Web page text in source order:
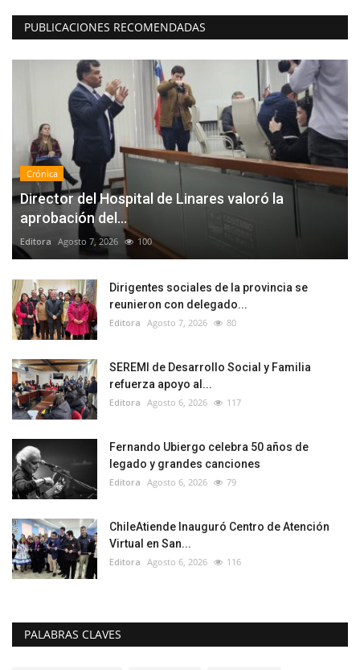
PUBLICACIONES RECOMENDADAS
Crónica
Director del Hospital de Linares valoró la
aprobación del...
Editora Agosto 7, 2026 100
Dirigentes sociales de la provincia se
reunieron con delegado...
Editora Agosto 7, 2026 80
SEREMI de Desarrollo Social y Familia
refuerza apoyo al...
Editora Agosto 6, 2026 117
Fernando Ubiergo celebra 50 años de
legado y grandes canciones
Editora Agosto 6, 2026 79
ChileAtiende Inauguró Centro de Atención
Virtual en San...
Editora Agosto 6, 2026 116
PALABRAS CLAVES